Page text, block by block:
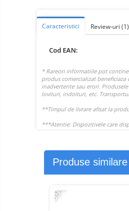
Telefoane mobile ALTE
BRANDURI
Tablete pc cu proiector video
Tablete rezistente
Tablete pentru copii
Laptop-uri
Accesorii
TV si Proiectoare Smart
Camere auto, home si sport
Caracteristici Review-uri (1)
Cod EAN:
Produse similare
-39%